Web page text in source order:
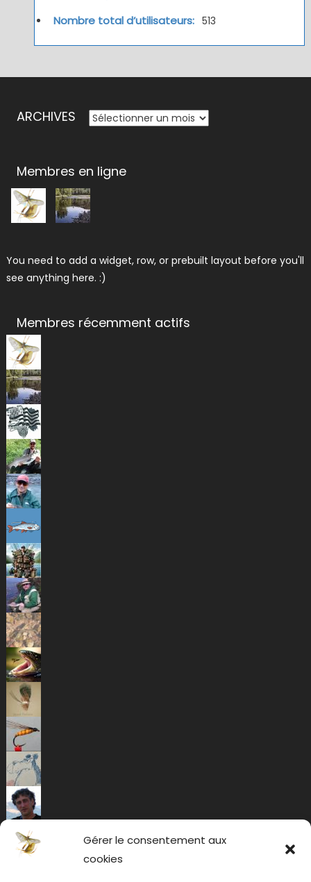
Gérer le consentement aux
cookies
Nombre total d’utilisateurs: 513
ARCHIVES ARCHIVES
Membres en ligne
You need to add a widget, row, or prebuilt layout before you'll
see anything here. :)
Membres récemment actifs